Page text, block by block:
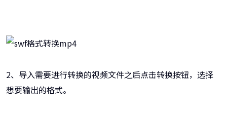
2、导入需要进行转换的视频文件之后点击转换按钮，选择
想要输出的格式。